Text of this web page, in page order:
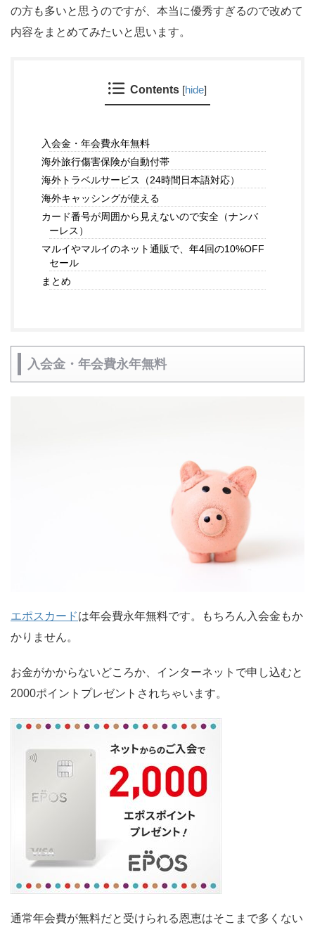
の方も多いと思うのですが、本当に優秀すぎるので改めて
内容をまとめてみたいと思います。
Contents [hide]
入会金・年会費永年無料
海外旅行傷害保険が自動付帯
海外トラベルサービス（24時間日本語対応）
海外キャッシングが使える
カード番号が周囲から見えないので安全（ナンバ
ーレス）
マルイやマルイのネット通販で、年4回の10%OFF
セール
まとめ
入会金・年会費永年無料
エポスカードは年会費永年無料です。もちろん入会金もか
かりません。
お金がかからないどころか、インターネットで申し込むと
2000ポイントプレゼントされちゃいます。
通常年会費が無料だと受けられる恩恵はそこまで多くない